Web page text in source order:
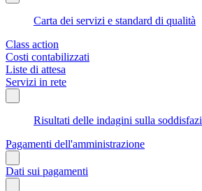
Carta dei servizi e standard di qualità
Class action
Costi contabilizzati
Liste di attesa
Servizi in rete
Risultati delle indagini sulla
Pagamenti dell'amministrazione
Dati sui pagamenti